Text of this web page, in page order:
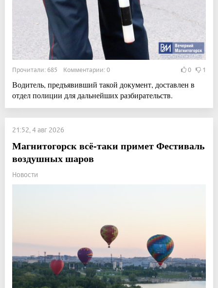
Прочитали: 685 Комментарии: 0 0 1
Водитель, предъявивший такой документ, доставлен в
отдел полиции для дальнейших разбирательств.
21:52, 4 авг 2026
Магнитогорск всё-таки примет Фестиваль
воздушных шаров
Новости